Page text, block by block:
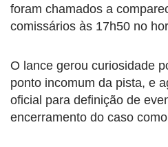
foram chamados a
comissários às 17h50 no
O lance gerou curiosidade
ponto incomum da pista, e
oficial para definição de
encerramento do caso